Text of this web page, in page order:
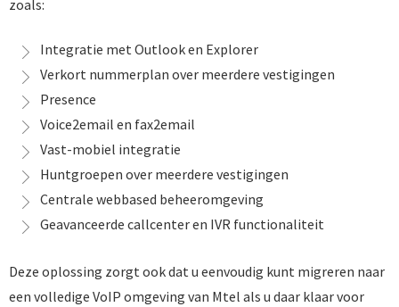
zoals:
Integratie met Outlook en Explorer
Verkort nummerplan over meerdere vestigingen
Presence
Voice2email en fax2email
Vast-mobiel integratie
Huntgroepen over meerdere vestigingen
Centrale webbased beheeromgeving
Geavanceerde callcenter en IVR functionaliteit
Deze oplossing zorgt ook dat u eenvoudig kunt migreren naar
een volledige VoIP omgeving van Mtel als u daar klaar voor